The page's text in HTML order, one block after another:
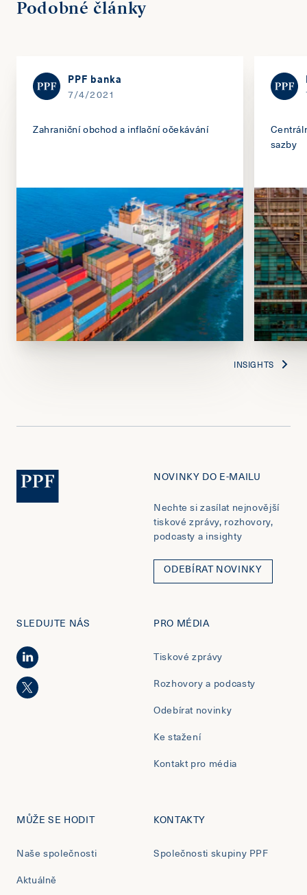
Podobné články
PPF banka
7/4/2021
Zahraniční obchod a inflační očekávání
sazby
INSIGHTS
NOVINKY DO E-MAILU
Nechte si zasílat nejnovější
tiskové zprávy, rozhovory,
podcasty a insighty
ODEBÍRAT NOVINKY
SLEDUJTE NÁS PRO MÉDIA
Tiskové zprávy
Rozhovory a podcasty
Odebírat novinky
Ke stažení
Kontakt pro média
MŮŽE SE HODIT
Naše společnosti
Aktuálně
KONTAKTY
Společnosti skupiny PPF